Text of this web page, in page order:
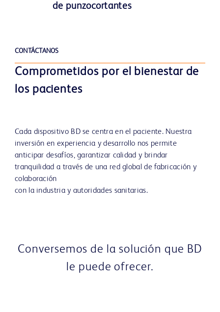
de punzocortantes
CONTÁCTANOS
Comprometidos por el bienestar de
los pacientes
Cada dispositivo BD se centra en el paciente. Nuestra
inversión en experiencia y desarrollo nos permite
anticipar desafíos, garantizar calidad y brindar
tranquilidad a través de una red global de fabricación y
colaboración
con la industria y autoridades sanitarias.
Conversemos de la solución que BD
le puede ofrecer.